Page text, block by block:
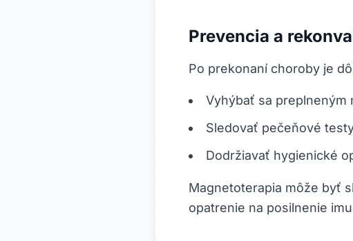
Prevencia a
Po prekonaní choroby je
Vyhýbať sa preplneným
Sledovať pečeňové
Dodržiavať hygienické
Magnetoterapia môže byť
opatrenie na posilnenie